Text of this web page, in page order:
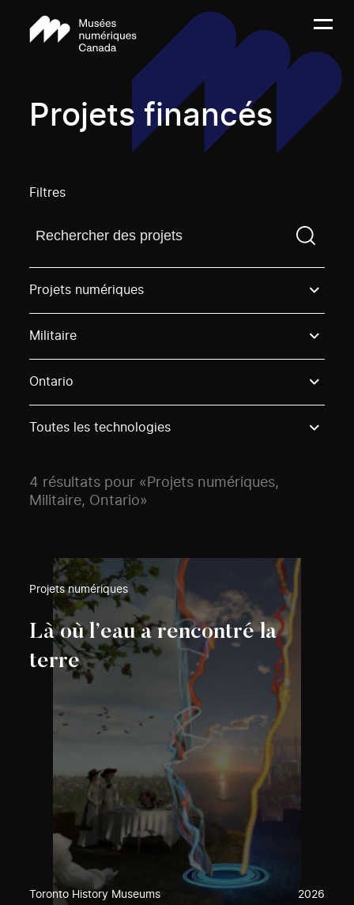
Projets financés
Filtres
Trouvez un projetVous devez saisir un terme de
Projets numériques
Militaire
Ontario
Toutes les technologies
4 résultats pour «Projets numériques,
Militaire, Ontario»
Projets numériques
Là où l’eau a rencontré la
terre
Toronto History Museums 2026